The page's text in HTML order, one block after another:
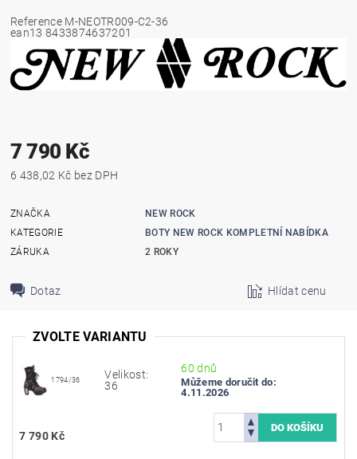
Reference M-NEOTR009-C2-36
ean13 8433874637201
7 790 Kč
6 438,02 Kč bez DPH
ZNAČKA
NEW ROCK
KATEGORIE
BOTY NEW ROCK KOMPLETNÍ NABÍDKA
ZÁRUKA
2 ROKY
Dotaz Hlídat cenu
ZVOLTE VARIANTU
1794/36
Velikost:
36
60 dnů
Můžeme doručit do:
4.11.2026
7 790 Kč